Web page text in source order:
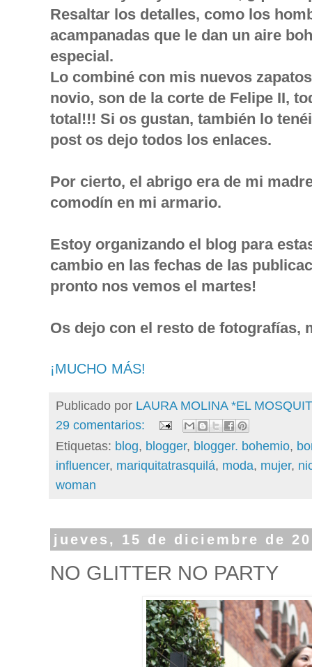
Resaltar los detalles, como los
acampanadas que le dan un aire
especial.
Lo combiné con mis nuevos
novio, son de la corte de Felipe II,
total!!! Si os gustan, también lo
post os dejo todos los enlaces.
Por cierto, el abrigo era de mi
comodín en mi armario.
Estoy organizando el blog para
cambio en las fechas de las
pronto nos vemos el martes!
Os dejo con el resto de fotografías,
¡MUCHO MÁS!
Publicado por LAURA MOLINA *EL
29 comentarios:
Etiquetas: blog, blogger, blogger. bohemio,
influencer, mariquitatrasquilá, moda, mujer,
woman
jueves, 15 de diciembre de
NO GLITTER NO PARTY